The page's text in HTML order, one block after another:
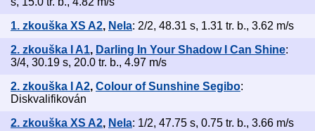
1. zkouška XS A2, Nela: 2/2, 48.31 s, 1.31 tr. b., 3.62 m/s
2. zkouška I A1, Darling In Your Shadow I Can Shine:
3/4, 30.19 s, 20.0 tr. b., 4.97 m/s
2. zkouška I A2, Colour of Sunshine Segibo:
Diskvalifikován
2. zkouška XS A2, Nela: 1/2, 47.75 s, 0.75 tr. b., 3.66 m/s